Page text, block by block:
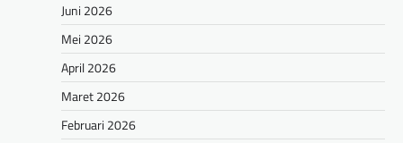
Juni 2026
Mei 2026
April 2026
Maret 2026
Februari 2026